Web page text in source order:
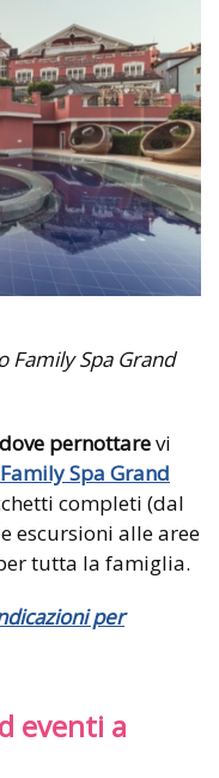
Family Spa Grand
dove pernottarevi
Spa Grand
completi (dal
escursioni alle aree
tutta la famiglia.
per
eventi a